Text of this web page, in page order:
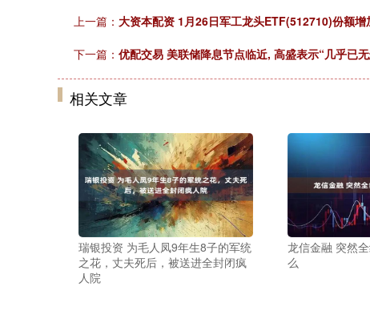
上一篇： 大资本配资 1月26日军工龙头ETF(512710)份额
下一篇： 优配交易 美联储降息节点临近, 高盛表示“几乎已
相关文章
瑞银投资 为毛人凤9年生8子的军统
之花，丈夫死后，被送进全封闭疯
人院
龙信金融 突然
么